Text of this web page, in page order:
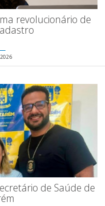
revolucionário de
de Saúde de